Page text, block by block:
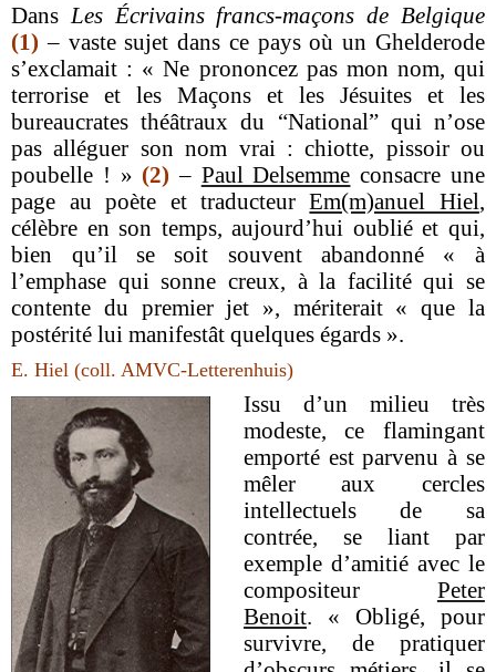
Dans Les Écrivains francs-maçons de Belgique
(1) – vaste sujet dans ce pays où un Ghelderode
s’exclamait : « Ne prononcez pas mon nom, qui
terrorise et les Maçons et les Jésuites et les
bureaucrates théâtraux du “National” qui n’ose
pas alléguer son nom vrai : chiotte, pissoir ou
poubelle ! » (2) – Paul Delsemme consacre une
page au poète et traducteurEm(m)anuel Hiel,
célèbre en son temps, aujourd’hui oublié et qui,
bien qu’il se soit souvent abandonné « à
l’emphase qui sonne creux, à la facilité qui se
contente du premier jet », mériterait « que la
postérité lui manifestât quelques égards ».
E. Hiel (coll. AMVC-Letterenhuis)
Issu d’un milieu très
modeste, ce flamingant
emporté est parvenu à se
mêler aux cercles
intellectuels de sa
contrée, se liant par
exemple d’amitié avec le
compositeur Peter
Benoit. « Obligé, pour
survivre, de pratiquer